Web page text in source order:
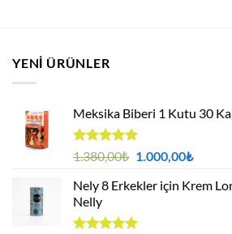
YENI ÜRÜNLER
Meksika Biberi 1 Kutu 30
5 üzerinden
oy
aldı
1.380,00₺ Orijinal
1.380,00₺.
1.000,00₺Şu
fiyat:
Nely 8 Erkekler için Krem
Nelly